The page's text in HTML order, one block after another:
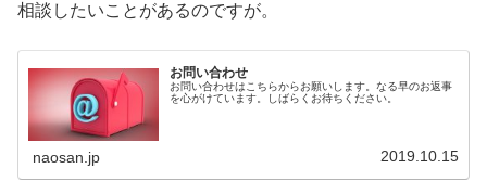
相談したいことがあるのですが。
お問い合わせ
お問い合わせはこちらからお願いします。なる早のお返事
を心がけています。しばらくお待ちください。
naosan.jp 2019.10.15